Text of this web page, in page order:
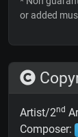
or added
Artist/2nd
Composer: